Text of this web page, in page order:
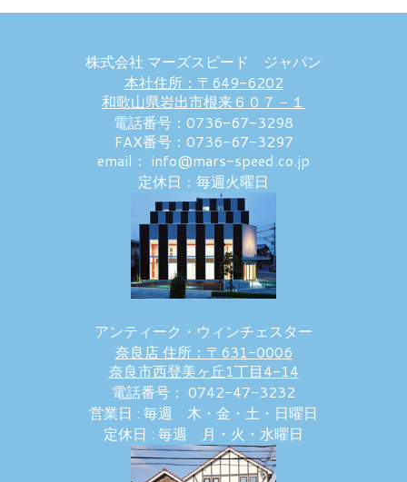
株式会社 マーズスピード ジャパン
本社住所：〒649-6202
和歌山県岩出市根来６０７－１
電話番号：0736-67-3298
FAX番号：0736-67-3297
email： info@mars-speed.co.jp
定休日：毎週火曜日
アンティーク・ウィンチェスター
奈良店 住所：〒631-0006
奈良市西登美ヶ丘1丁目4-14
電話番号： 0742-47-3232
営業日 : 毎週 木・金・土・日曜日
定休日 : 毎週 月・火・水曜日